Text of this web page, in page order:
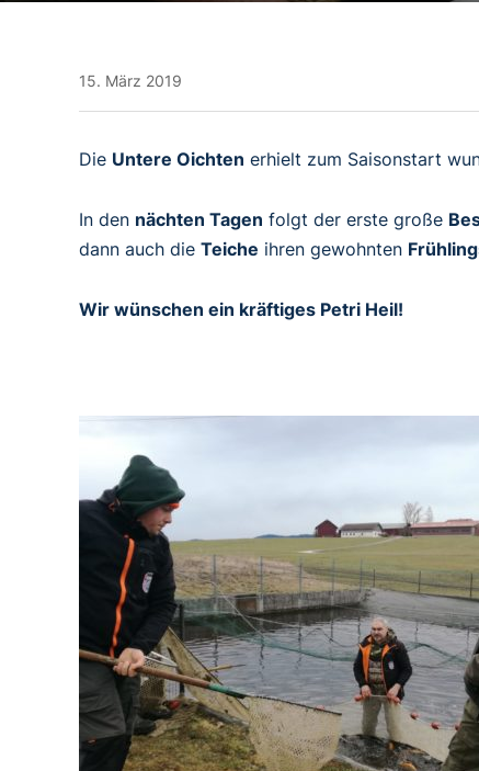
15. März 2019
Die Untere Oichten erhielt zum Saisonstart
In den nächten Tagen folgt der erste große
dann auch die Teiche ihren gewohnten
Wir wünschen ein kräftiges Petri Heil!